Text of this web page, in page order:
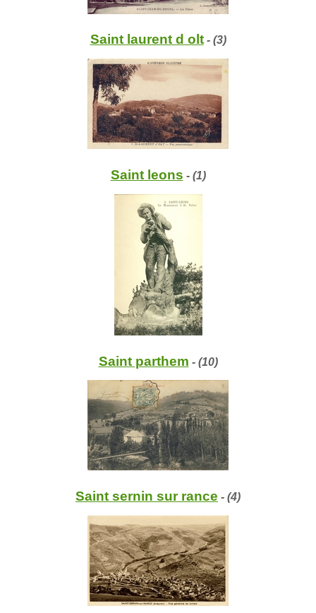
Saint laurent d olt- (3)
Saint leons - (1)
Saint parthem - (10)
Saint sernin sur rance - (4)